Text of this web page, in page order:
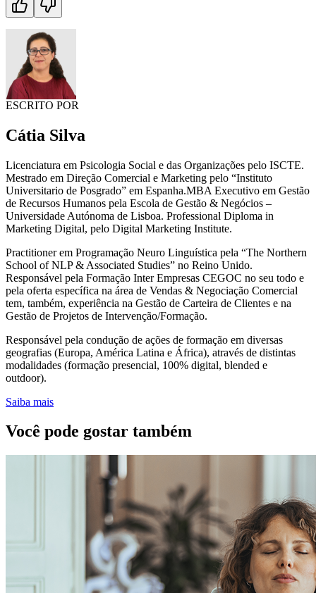
ESCRITO POR
Cátia Silva
Licenciatura em Psicologia Social e das Organizações pelo ISCTE.
Mestrado em Direção Comercial e Marketing pelo “Instituto
Universitario de Posgrado” em Espanha.MBA Executivo em Gestão
de Recursos Humanos pela Escola de Gestão & Negócios –
Universidade Autónoma de Lisboa. Professional Diploma in
Marketing Digital, pelo Digital Marketing Institute.
Practitioner em Programação Neuro Linguística pela “The Northern
School of NLP & Associated Studies” no Reino Unido.
Responsável pela Formação Inter Empresas CEGOC no seu todo e
pela oferta específica na área de Vendas & Negociação Comercial
tem, também, experiência na Gestão de Carteira de Clientes e na
Gestão de Projetos de Intervenção/Formação.
Responsável pela condução de ações de formação em diversas
geografias (Europa, América Latina e África), através de distintas
modalidades (formação presencial, 100% digital, blended e
outdoor).
Saiba mais
Você pode gostar também